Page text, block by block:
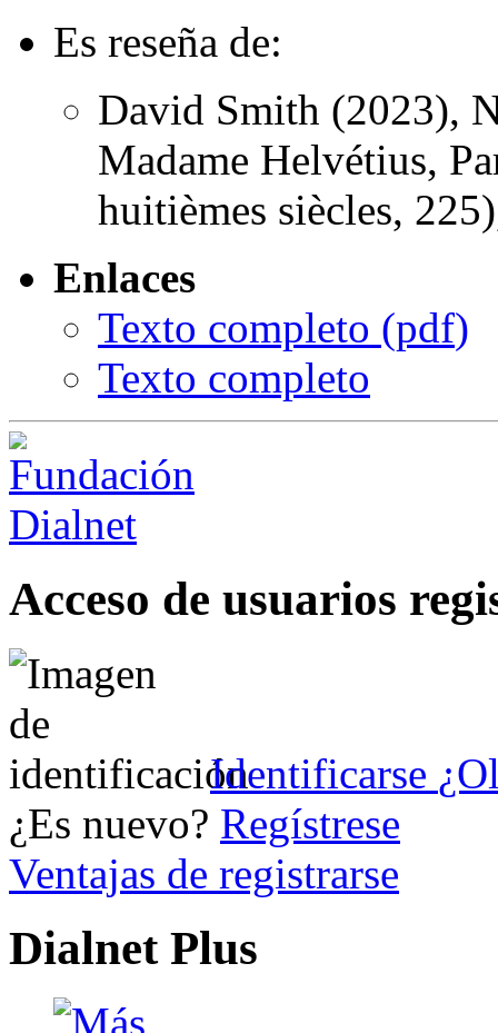
Es reseña de:
David Smith (2023),
Madame Helvétius,
huitièmes siècles,
Enlaces
Texto completo (pdf)
Texto completo
Acceso de usuarios
Identificarse
¿Es nuevo? Regístrese
Ventajas de registrarse
Dialnet Plus